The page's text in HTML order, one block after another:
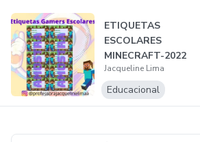
-PEDAGOGA
-MATEMÁTICA
-PÓS-GRADUADA EM MATEMÁTICA
ETIQUETAS
ESCOLARES
MINECRAFT-2022
Jacqueline Lima
Educacional